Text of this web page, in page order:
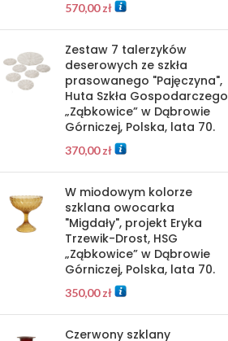
570,00zł
Zestaw 7 talerzyków
deserowych ze szkła
prasowanego "Pajęczyna",
Huta Szkła Gospodarczego
„Ząbkowice” w Dąbrowie
Górniczej, Polska, lata 70.
370,00zł
W miodowym kolorze
szklana owocarka
"Migdały", projekt Eryka
Trzewik-Drost, HSG
„Ząbkowice” w Dąbrowie
Górniczej, Polska, lata 70.
350,00zł
Czerwony szklany